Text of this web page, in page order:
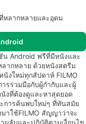
หลากหลายและอุดม
น Android ฟรีที่มีหนังและ
ากหลาย ด้วยหนังสตรีม
งใหม่ทุกสัปดาห์ FILMO
รร่วมมือกับผู้กำกับและผู้
งที่ต้องดูและหาสุดยอด
การค้นพบใหม่ๆ ที่ทันสมัย
าใช้FILMO สัญญาว่าจะ